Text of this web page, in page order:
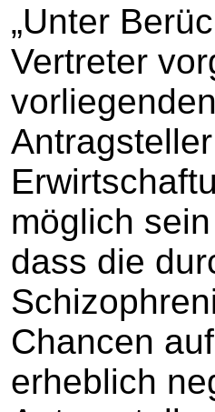
„Unter
Vertreter
möglich
dass die
Chancen
erheblich